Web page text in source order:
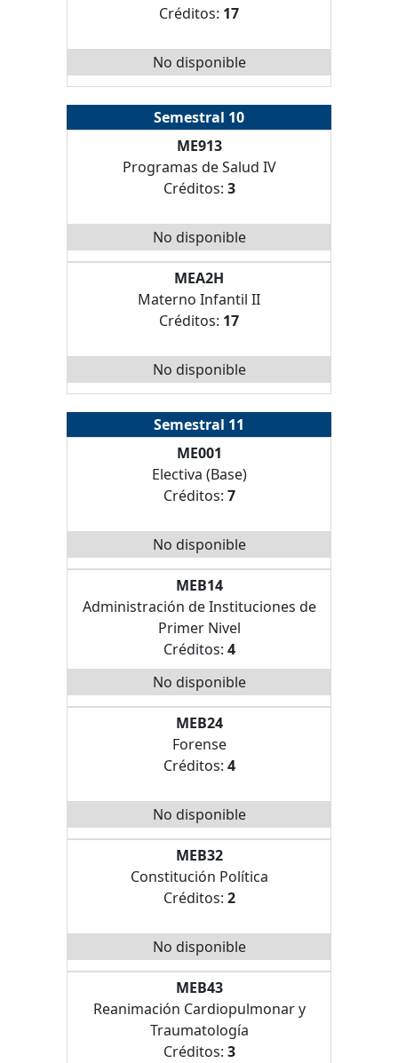
Créditos: 17
No disponible
Semestral 10
ME913
Programas de Salud IV
Créditos: 3
No disponible
MEA2H
Materno Infantil II
Créditos: 17
No disponible
Semestral 11
ME001
Electiva (Base)
Créditos: 7
No disponible
MEB14
Administración de Instituciones de
Primer Nivel
Créditos: 4
No disponible
MEB24
Forense
Créditos: 4
No disponible
MEB32
Constitución Política
Créditos: 2
No disponible
MEB43
Reanimación Cardiopulmonar y
Traumatología
Créditos: 3